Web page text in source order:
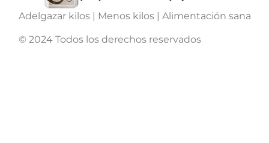
Adelgazar kilos | Menos kilos | Alimentación sana
© 2024 Todos los derechos reservados